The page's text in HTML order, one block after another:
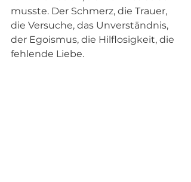
musste. Der Schmerz, die Trauer,
die Versuche, das Unverständnis,
der Egoismus, die Hilflosigkeit, die
fehlende Liebe.